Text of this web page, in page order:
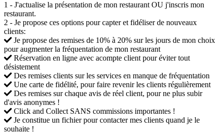
1 - J'actualise la présentation de mon restaurant OU j'inscris mon
restaurant.
2 - Je propose ces options pour capter et fidéliser de nouveaux
clients:
Je propose des remises de 10% à 20% sur les jours de mon choix
pour augmenter la fréquentation de mon restaurant
Réservation en ligne avec acompte client pour éviter tout
désistement
Des remises clients sur les services en manque de fréquentation
Une carte de fidélité, pour faire revenir les clients régulièrement
Des remises sur chaque avis de réel client, pour ne plus subir
d'avis anonymes !
Click and Collect SANS commissions importantes !
Je constitue un fichier pour contacter mes clients quand je le
souhaite !